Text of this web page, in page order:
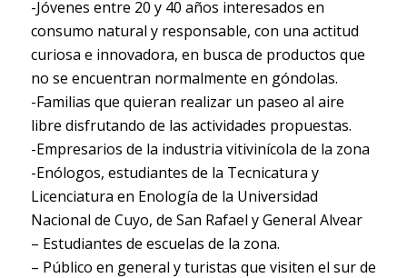
-Jóvenes entre 20 y 40 años interesados en
consumo natural y responsable, con una actitud
curiosa e innovadora, en busca de productos que
no se encuentran normalmente en góndolas.
-Familias que quieran realizar un paseo al aire
libre disfrutando de las actividades propuestas.
-Empresarios de la industria vitivinícola de la zona
-Enólogos, estudiantes de la Tecnicatura y
Licenciatura en Enología de la Universidad
Nacional de Cuyo, de San Rafael y General Alvear
– Estudiantes de escuelas de la zona.
– Público en general y turistas que visiten el sur de